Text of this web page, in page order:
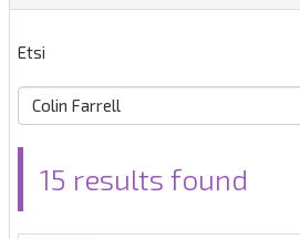
Etsi
15 results found